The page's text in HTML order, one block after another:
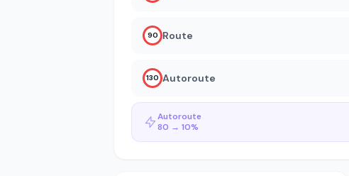
90 Route
130 Autoroute
Autoroute
80 → 10%